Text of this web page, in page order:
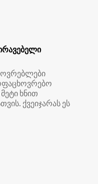
ხნით
ქვეიჯარას ეს